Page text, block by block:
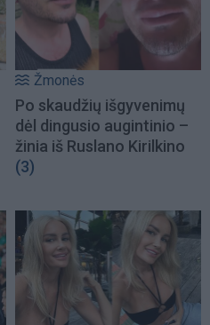
Žmonės
Po skaudžių išgyvenimų
dėl dingusio augintinio –
žinia iš Ruslano Kirilkino
(3)